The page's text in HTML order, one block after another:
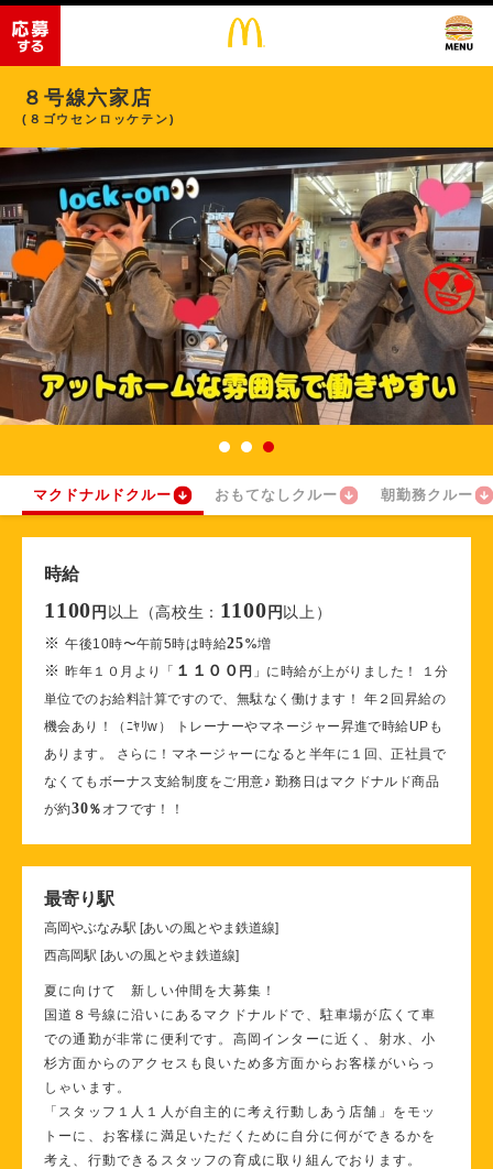
８号線六家店
(８ゴウセンロッケテン)
マクドナルドクルー おもてなしクルー 朝勤務クルー
時給
1100 円 以上（高校生： 1100 円 以上）
※午後10時〜午前5時は時給25%増
※昨年１０月より「 １１００ 円 」に時給が上がりました！ １分
単位でのお給料計算ですので、無駄なく働けます！ 年２回昇給の
機会あり！（ﾆﾔﾘw） トレーナーやマネージャー昇進で時給UPも
あります。 さらに！マネージャーになると半年に１回、正社員で
なくてもボーナス支給制度をご用意♪ 勤務日はマクドナルド商品
が約30％ オフです！！
最寄り駅
高岡やぶなみ駅 [あいの風とやま鉄道線]
西高岡駅 [あいの風とやま鉄道線]
夏に向けて 新しい仲間を大募集！
国道８号線に沿いにあるマクドナルドで、駐車場が広くて車
での通勤が非常に便利です。高岡インターに近く、射水、小
杉方面からのアクセスも良いため多方面からお客様がいらっ
しゃいます。
「スタッフ１人１人が自主的に考え行動しあう店舗」をモッ
トーに、お客様に満足いただくために自分に何ができるかを
考え、行動できるスタッフの育成に取り組んでおります。